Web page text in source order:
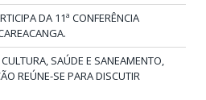
DA 11ª CONFERÊNCIA
SAÚDE E SANEAMENTO,
REÚNE-SE PARA DISCUTIR